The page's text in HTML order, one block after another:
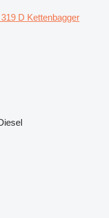
D Kettenbagger